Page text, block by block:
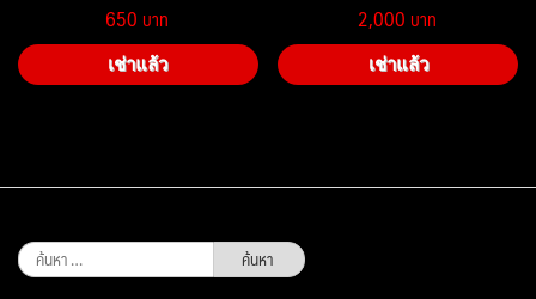
650
เช่าแล้ว
2,000
เช่าแล้ว
ค้นหา
สำหรับ: